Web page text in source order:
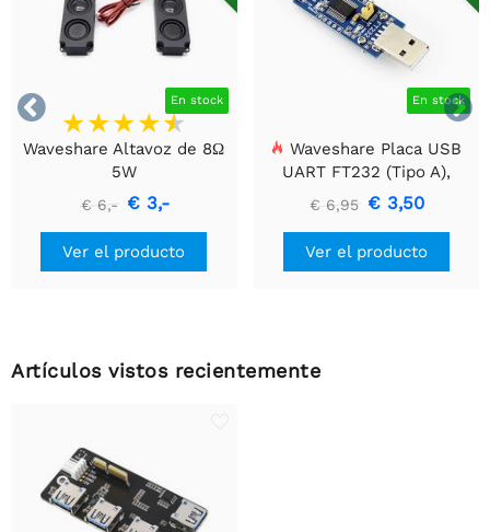

 En stock
Waveshare Altavoz de 8Ω
5W
€ 6,- € 3,-
Ver el producto
En stock
Waveshare Placa USB
UART FT232 (Tipo A),
Módulo de Comunicación
USB a TTL (UART)
€ 6,95 € 3,50
Ver el producto
Artículos vistos recientemente